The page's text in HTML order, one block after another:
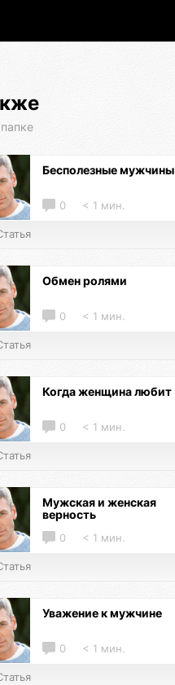
Бесполезные мужчины
0 < 1 мин.
Обмен ролями
0 < 1 мин.
Когда женщина любит
0 < 1 мин.
Мужская и женская
верность
0 < 1 мин.
Уважение к мужчине
0 < 1 мин.